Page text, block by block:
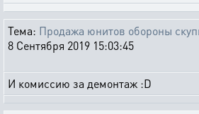
Тема: Продажа юнитов обороны
8 Сентября 2019 15:03:45
И комиссию за демонтаж :D